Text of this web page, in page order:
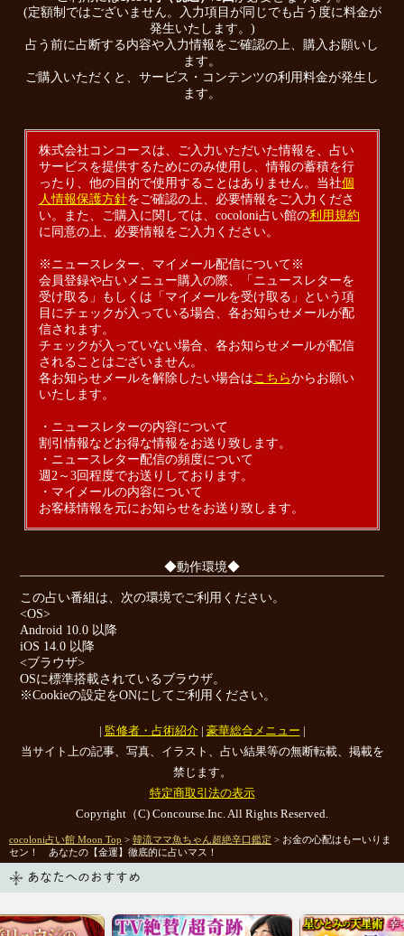
(定額制ではございません。入力項目が同じでも占う度に料金が
発生いたします。)
占う前に占断する内容や入力情報をご確認の上、購入お願いし
ます。
ご購入いただくと、サービス・コンテンツの利用料金が発生し
ます。
株式会社コンコースは、ご入力いただいた情報を、占い
サービスを提供するためにのみ使用し、情報の蓄積を行
ったり、他の目的で使用することはありません。当社個
人情報保護方針をご確認の上、必要情報をご入力くださ
い。また、ご購入に関しては、cocoloni占い館の利用規約
に同意の上、必要情報をご入力ください。
※ニュースレター、マイメール配信について※
会員登録や占いメニュー購入の際、「ニュースレターを
受け取る」もしくは「マイメールを受け取る」という項
目にチェックが入っている場合、各お知らせメールが配
信されます。
チェックが入っていない場合、各お知らせメールが配信
されることはございません。
各お知らせメールを解除したい場合はこちらからお願い
いたします。
・ニュースレターの内容について
割引情報などお得な情報をお送り致します。
・ニュースレター配信の頻度について
週2～3回程度でお送りしております。
・マイメールの内容について
お客様情報を元にお知らせをお送り致します。
◆動作環境◆
この占い番組は、次の環境でご利用ください。
<OS>
Android 10.0 以降
iOS 14.0 以降
<ブラウザ>
OSに標準搭載されているブラウザ。
※Cookieの設定をONにしてご利用ください。
| 監修者・占術紹介 | 豪華総合メニュー |
当サイト上の記事、写真、イラスト、占い結果等の無断転載、掲載を
禁じます。
特定商取引法の表示
Copyright（C) Concourse.Inc. All Rights Reserved.
cocoloni占い館 Moon Top > 韓流ママ魚ちゃん超絶辛口鑑定 > お金の心配はもーいりま
セン！ あなたの【金運】徹底的に占いマス！
あなたへのおすすめ